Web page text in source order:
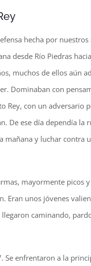
hecha por
desde Río Piedras
muchos de ellos aún
Dominaban con
Rey, con un adversario
De ese día dependía
mañana y luchar contra
mayormente picos
Eran unos jóvenes
caminando,
Se enfrentaron a la